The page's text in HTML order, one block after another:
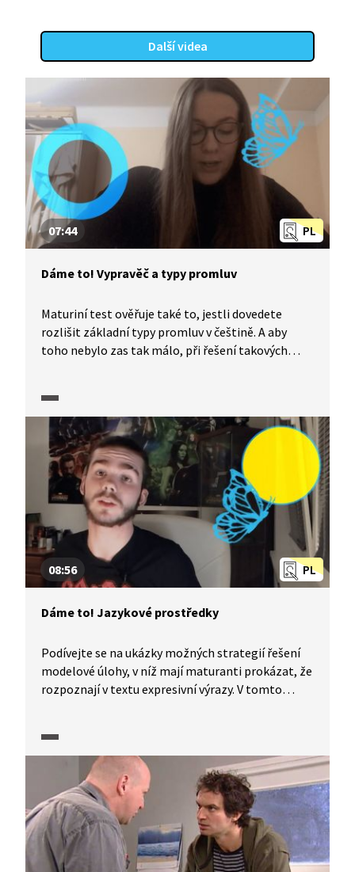
Další videa
PL
07:44
Dáme to! Vypravěč a typy promluv
Maturiní test ověřuje také to, jestli dovedete
rozlišit základní typy promluv v češtině. A aby
toho nebylo zas tak málo, při řešení takových
při řešení modelové úlohy včetně komentáře
případných chyb při řešení. Mimo jiné se také
dozvíte, co to ty typy promluv vlastně jsou...
PL
08:56
Dáme to! Jazykové prostředky
Podívejte se na ukázky možných strategií řešení
modelové úlohy, v níž mají maturanti prokázat, že
rozpoznají v textu expresivní výrazy. V tomto
posuzovat kontext užití daného výrazu.